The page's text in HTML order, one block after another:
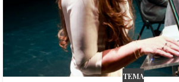
TEMA